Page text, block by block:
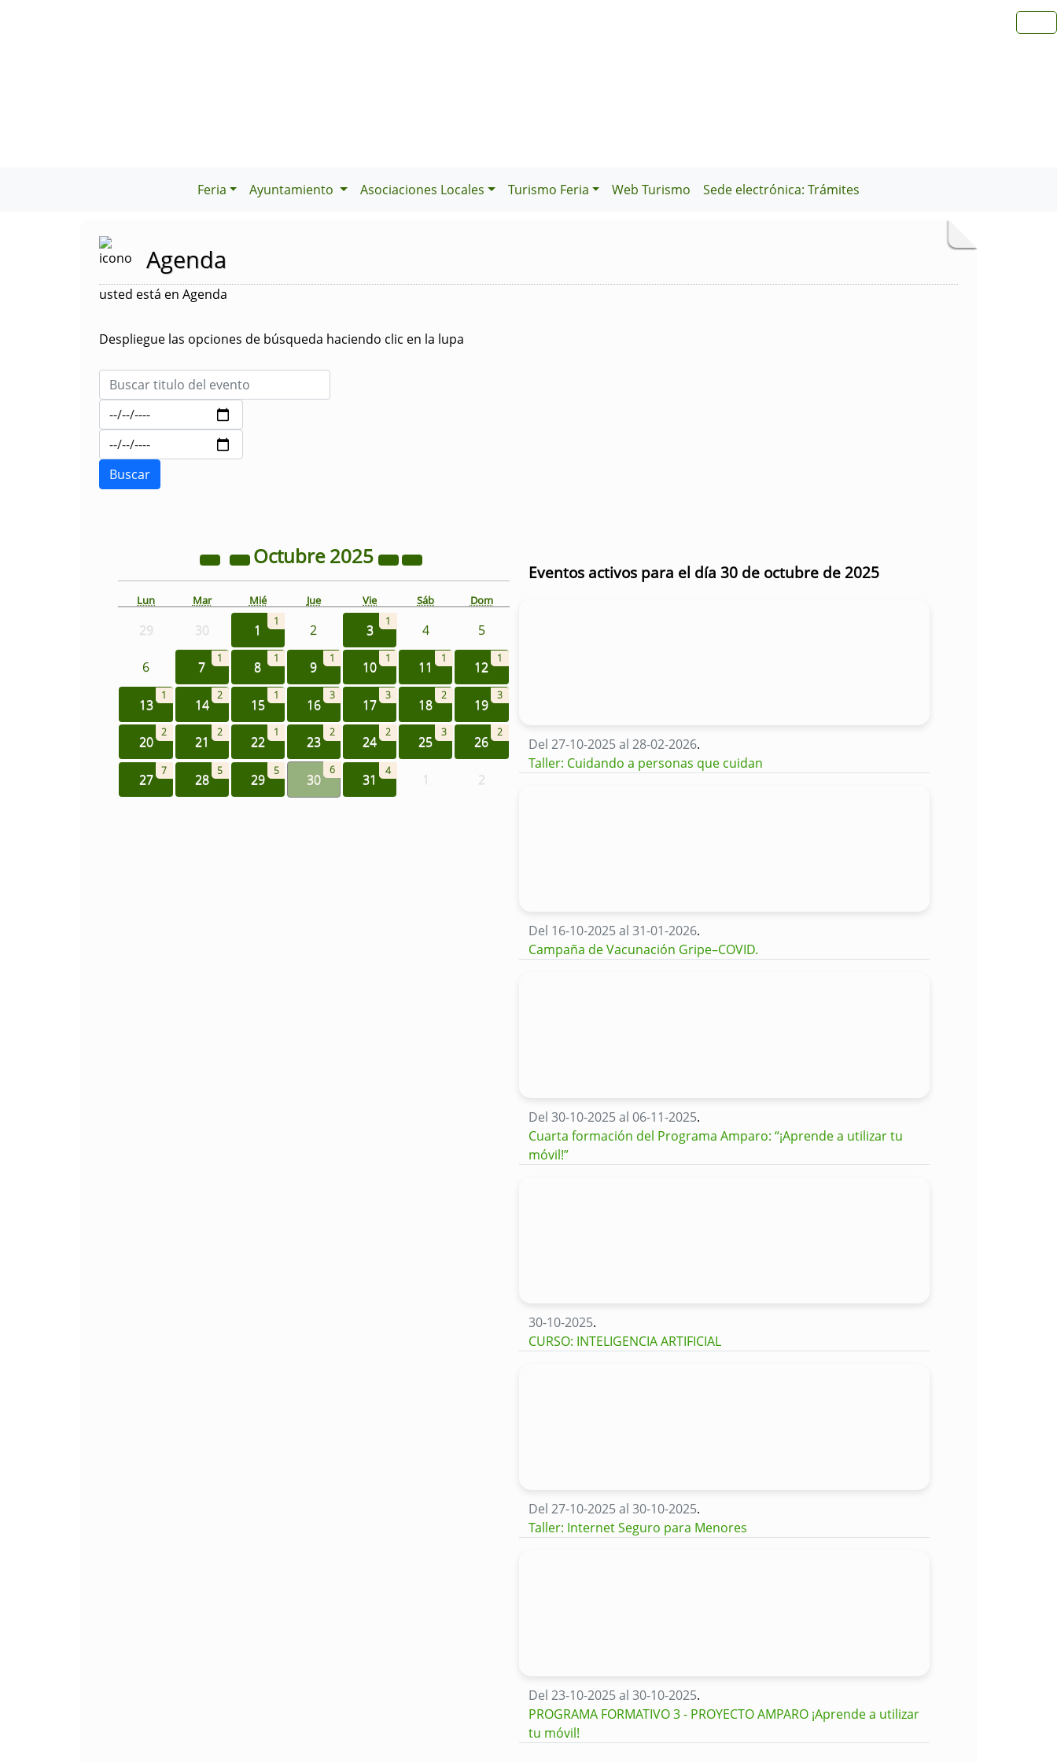
Feria Ayuntamiento Asociaciones Locales Turismo Feria Web Turismo Sede electrónica: Trámites
Agenda
usted está en Agenda
Despliegue las opciones de búsqueda haciendo clic en la lupa
Octubre2025
Lun Mar Mié Jue Vie Sáb Dom
29 30 1
1
2 3
1
4 5
6 7
1
8
1
9
1
10
1
11
1
12
1
13
1
14
2
15
1
16
3
17
3
18
2
19
3
20
2
21
2
22
1
23
2
24
2
25
3
26
2
27
7
28
5
29
5
30
6
31
4
1 2
Eventos activos para el día 30 de octubre de 2025
Del 27-10-2025 al 28-02-2026.
Taller: Cuidando a personas que cuidan
Del 16-10-2025 al 31-01-2026.
Campaña de Vacunación Gripe–COVID.
Del 30-10-2025 al 06-11-2025.
Cuarta formación del Programa Amparo: “¡Aprende a utilizar tu
móvil!”
30-10-2025.
CURSO: INTELIGENCIA ARTIFICIAL
Del 27-10-2025 al 30-10-2025.
Taller: Internet Seguro para Menores
Del 23-10-2025 al 30-10-2025.
PROGRAMA FORMATIVO 3 - PROYECTO AMPARO ¡Aprende a utilizar
tu móvil!